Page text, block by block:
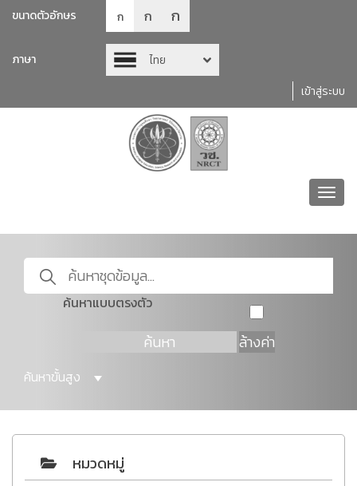
ขนาดตัวอักษร ก ก ก
ภาษา
ไทย
เข้าสู่ระบบ
ค้นหาแบบตรงตัว
ค้นหา ล้างค่า
ค้นหาขั้นสูง
หมวดหมู่